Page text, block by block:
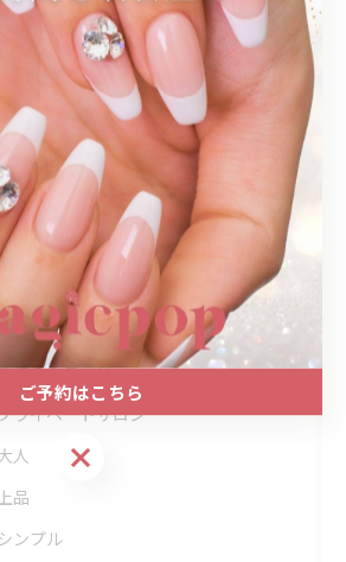
関連タグ
サロン
#プライベートサロン
#キラキラ
#大人かわいい
ネイル
#赤のワンカラー
テゴリー Categories
てのカテゴリー
ライベートサロン
人
品
シンプル
ご予約はこちら
ご予約はこちら